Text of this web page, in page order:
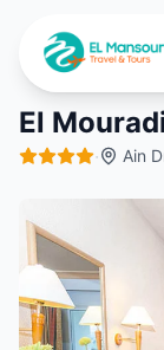
El
· Ain